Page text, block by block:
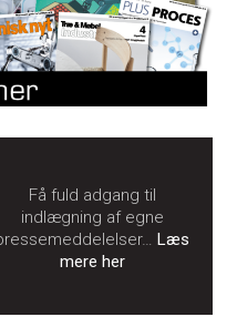
Få fuld adgang til
indlægning af egne
Læs
mere her